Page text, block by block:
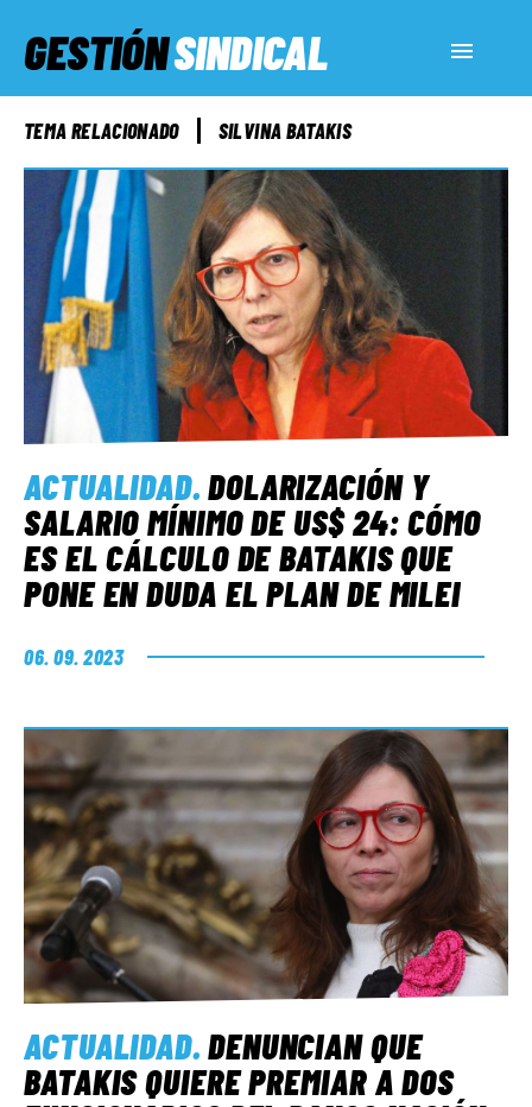
GESTIÓNSINDICAL
ACTUALIDAD
SERVICIOS SOCIALES
INFORMES ESPECIALES
FUERA DE MEGÁFONO
EL LADO «G»
TEMA RELACIONADO SILVINA BATAKIS
ACTUALIDAD.DOLARIZACIÓN Y
SALARIO MÍNIMO DE US$ 24: CÓMO
ES EL CÁLCULO DE BATAKIS QUE
PONE EN DUDA EL PLAN DE MILEI
06. 09. 2023
ACTUALIDAD.DENUNCIAN QUE
BATAKIS QUIERE PREMIAR A DOS